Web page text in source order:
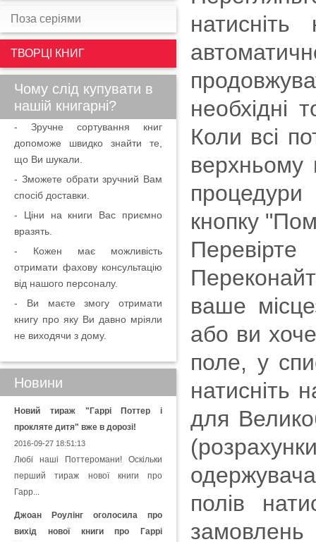
необхідні
Коли всі
верхньому
кнопку
ваше
або ви
поле, у
натисніть
для
полів
Поза серіями
ТВОРЦІ КНИГ
Чому слід купувати в
нашій книгарні?
- Зручне сортування книг
допоможе швидко знайти те,
що Ви шукали.
- Зможете обрати зручний Вам
спосіб доставки.
- Ціни на книги Вас приємно
вразять.
- Кожен має можливість
отримати фахову консультацію
від нашого персоналу.
- Ви маєте змогу отримати
книгу про яку Ви давно мріяли
не виходячи з дому.
Новини
Новий тираж "Гаррі Поттер і
прокляте дитя" вже в дорозі!
2016-09-27 18:51:13
Любі наші Поттеромани! Оскільки
перший тираж нової книги про
Гарр...
Джоан Роулінг оголосила про
вихід нової книги про Гаррі